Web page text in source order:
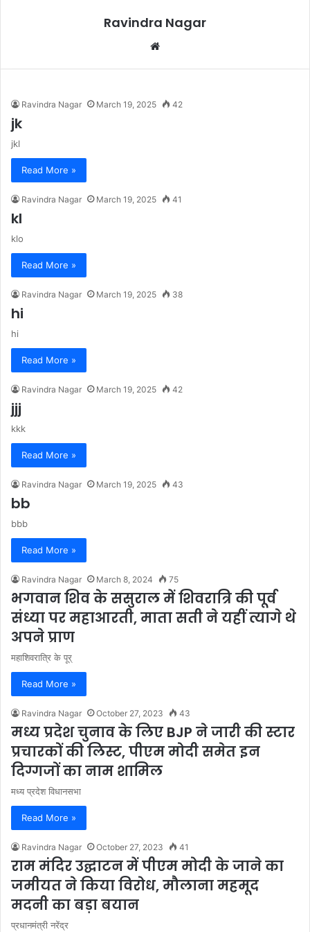
Ravindra Nagar
Website
Ravindra Nagar March 19, 2025 42
jk
jkl
Read More »
Ravindra Nagar March 19, 2025 41
kl
klo
Read More »
Ravindra Nagar March 19, 2025 38
hi
hi
Read More »
Ravindra Nagar March 19, 2025 42
jjj
kkk
Read More »
Ravindra Nagar March 19, 2025 43
bb
bbb
Read More »
Ravindra Nagar March 8, 2024 75
भगवान शिव के ससुराल में शिवरात्रि की पूर्व
संध्या पर महाआरती, माता सती ने यहीं त्यागे थे
अपने प्राण
महाशिवरात्रि के पूर्
Read More »
Ravindra Nagar October 27, 2023 43
मध्य प्रदेश चुनाव के लिए BJP ने जारी की स्टार
प्रचारकों की लिस्ट, पीएम मोदी समेत इन
दिग्गजों का नाम शामिल
मध्य प्रदेश विधानसभा
Read More »
Ravindra Nagar October 27, 2023 41
राम मंदिर उद्घाटन में पीएम मोदी के जाने का
जमीयत ने किया विरोध, मौलाना महमूद
मदनी का बड़ा बयान
प्रधानमंत्री नरेंद्र